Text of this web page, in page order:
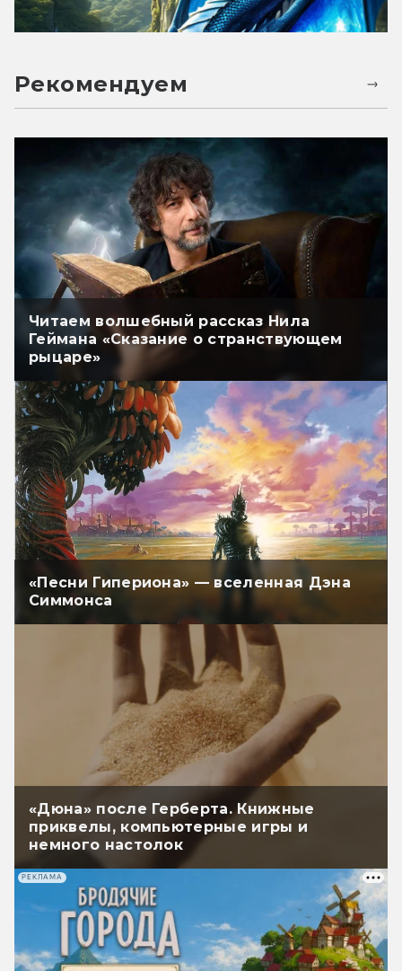
Рекомендуем
Читаем волшебный рассказ Нила
Геймана «Сказание о странствующем
рыцаре»
«Песни Гипериона» — вселенная Дэна
Симмонса
«Дюна» после Герберта. Книжные
приквелы, компьютерные игры и
немного настолок
РЕКЛАМА